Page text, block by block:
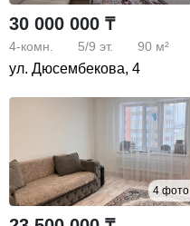
30 000 000 ₸
4-комн. 5/9 эт. 90 м²
ул. Дюсембекова, 4
4 фото